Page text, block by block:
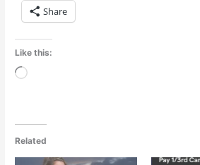
Share
Like this:
Loading…
Related